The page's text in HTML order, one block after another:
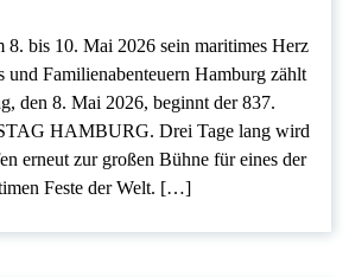
8. bis 10. Mai 2026 sein maritimes Herz
und Familienabenteuern Hamburg zählt
den 8. Mai 2026, beginnt der 837.
HAMBURG. Drei Tage lang wird
erneut zur großen Bühne für eines der
Feste der Welt. […]